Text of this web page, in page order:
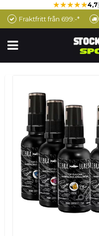
★★★★★4,7
Fraktfritt från 699:-*